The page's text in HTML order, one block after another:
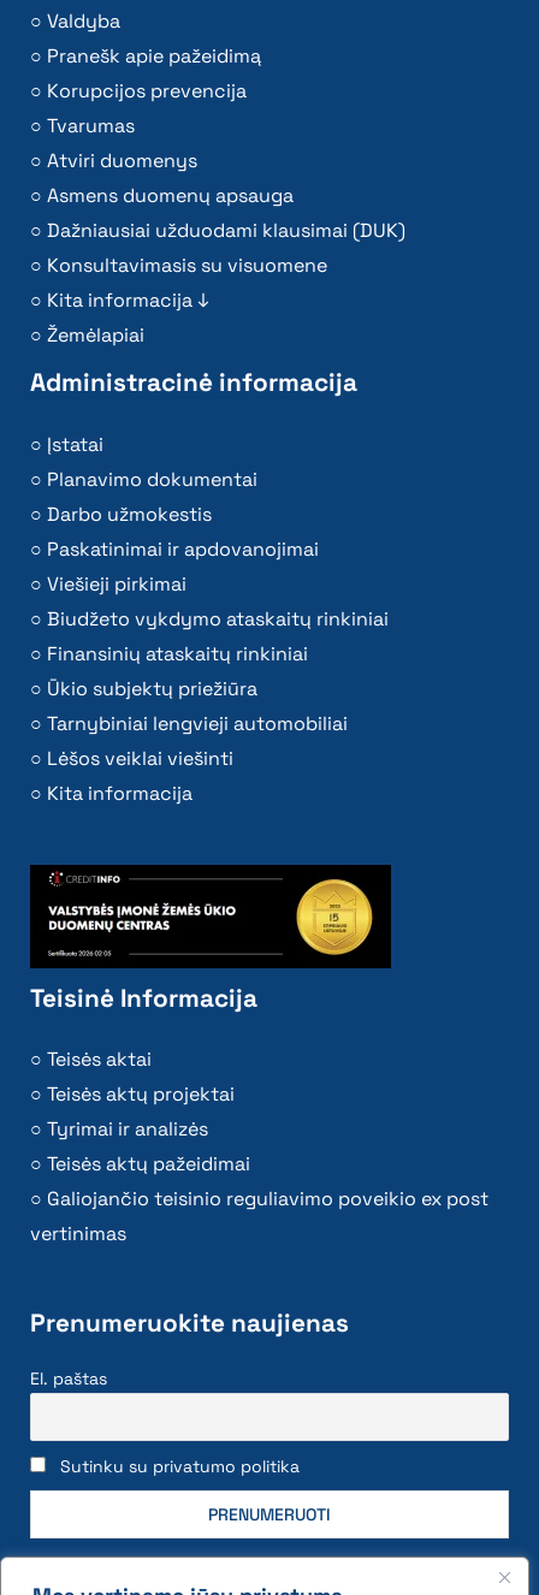
Valdyba
Pranešk apie pažeidimą
Korupcijos prevencija
Tvarumas
Atviri duomenys
Asmens duomenų apsauga
Dažniausiai užduodami klausimai (DUK)
Konsultavimasis su visuomene
Kita informacija ↓
Žemėlapiai
Administracinė informacija
Įstatai
Planavimo dokumentai
Darbo užmokestis
Paskatinimai ir apdovanojimai
Viešieji pirkimai
Biudžeto vykdymo ataskaitų rinkiniai
Finansinių ataskaitų rinkiniai
Ūkio subjektų priežiūra
Tarnybiniai lengvieji automobiliai
Lėšos veiklai viešinti
Kita informacija
Teisinė Informacija
Teisės aktai
Teisės aktų projektai
Tyrimai ir analizės
Teisės aktų pažeidimai
Galiojančio teisinio reguliavimo poveikio ex post
vertinimas
Prenumeruokite naujienas
El. paštas
Sutinku su privatumo politika